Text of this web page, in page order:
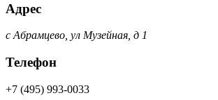
Адрес
с Абрамцево, ул Музейная, д 1
Телефон
+7 (495) 993-0033